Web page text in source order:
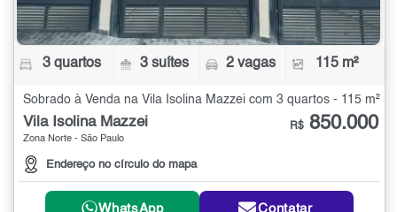
3 quartos 3 suítes 2 vagas 115 m²
Sobrado à Venda na Vila Isolina Mazzei com 3 quartos - 115 m²
Vila Isolina Mazzei
Zona Norte - São Paulo
Endereço no círculo do mapa
R$ 850.000
WhatsApp Contatar